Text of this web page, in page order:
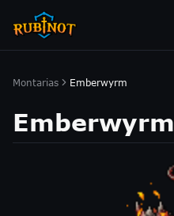
Montarias Emberwyrm
Emberwyrm